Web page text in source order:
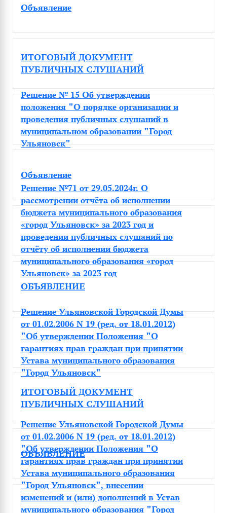
Объявление
ИТОГОВЫЙ ДОКУМЕНТ
ПУБЛИЧНЫХ СЛУШАНИЙ
Решение № 15 Об утверждении
положения "О порядке организации и
проведения публичных слушаний в
муниципальном образовании "Город
Ульяновск"
Объявление
Решение №71 от 29.05.2024г. О
рассмотрении отчёта об исполнении
бюджета муниципального образования
«город Ульяновск» за 2023 год и
проведении публичных слушаний по
отчёту об исполнении бюджета
муниципального образования «город
Ульяновск» за 2023 год
ОБЪЯВЛЕНИЕ
Решение Ульяновской Городской Думы
от 01.02.2006 N 19 (ред. от 18.01.2012)
"Об утверждении Положения "О
гарантиях прав граждан при принятии
Устава муниципального образования
"Город Ульяновск"
ИТОГОВЫЙ ДОКУМЕНТ
ПУБЛИЧНЫХ СЛУШАНИЙ
ОБЪЯВЛЕНИЕ
Решение Ульяновской Городской Думы
от 01.02.2006 N 19 (ред. от 18.01.2012)
"Об утверждении Положения "О
гарантиях прав граждан при принятии
Устава муниципального образования
"Город Ульяновск", внесении
изменений и (или) дополнений в Устав
муниципального образования "Город